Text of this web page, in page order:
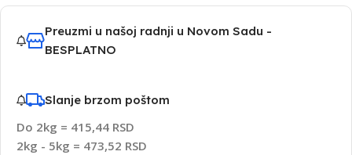
Preuzmi u našoj radnji u Novom Sadu -
BESPLATNO
Slanje brzom poštom
Do 2kg = 415,44 RSD
2kg - 5kg = 473,52 RSD